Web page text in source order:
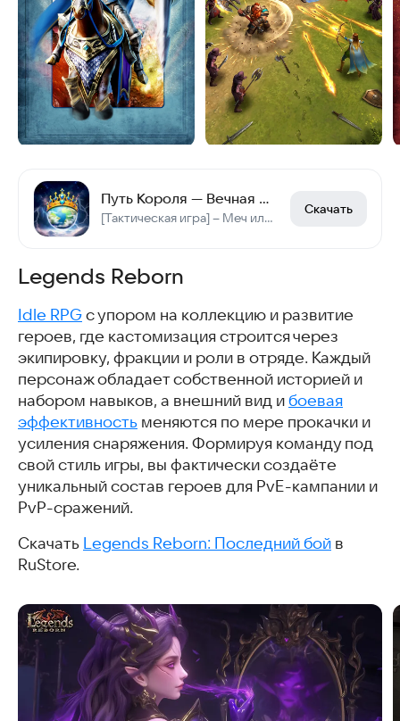
Путь Короля — Вечная Слава
[Тактическая игра] – Меч или магия — последний довод остаётся за умением!
Скачать
Legends Reborn
Idle RPG с упором на коллекцию и развитие
героев, где кастомизация строится через
экипировку, фракции и роли в отряде. Каждый
персонаж обладает собственной историей и
набором навыков, а внешний вид и боевая
эффективность меняются по мере прокачки и
усиления снаряжения. Формируя команду под
свой стиль игры, вы фактически создаёте
уникальный состав героев для PvE-кампании и
PvP-сражений.
Скачать Legends Reborn: Последний бой в
RuStore.